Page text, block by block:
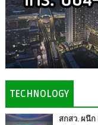
TECHNOLOGY
สกสว. ผนึก